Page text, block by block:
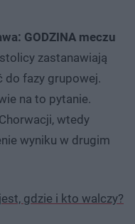
GODZINA meczu
zastanawiają
do fazy grupowej.
na to pytanie.
wtedy
wyniku w drugim
gdzie i kto walczy?